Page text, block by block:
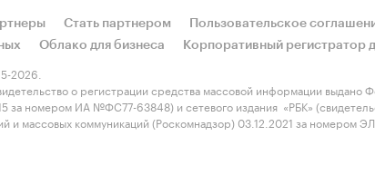
Стать партнером Пользовательское
Облако для бизнеса Корпоративный регистратор
2026.
о регистрации средства массовой информации
за номером ИА №ФС77-63848) и сетевого издания «РБК»
и массовых коммуникаций (Роскомнадзор) 03.12.2021 за номером